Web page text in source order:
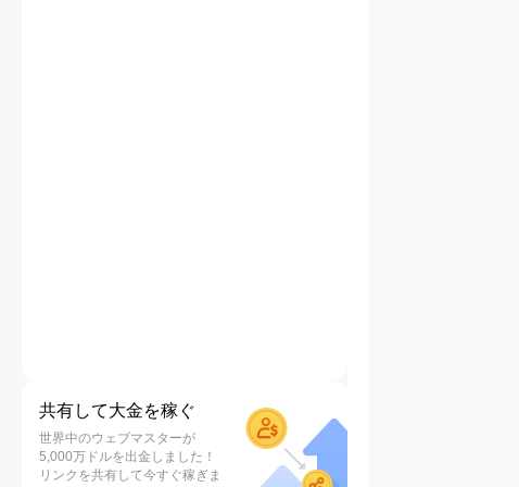
共有して大金を稼ぐ
世界中のウェブマスターが
5,000万ドルを出金しました！
リンクを共有して今すぐ稼ぎま